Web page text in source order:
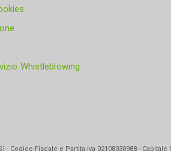
Whistleblowing
- Codice Fiscale e Partita iva 02108030988 - Capitale